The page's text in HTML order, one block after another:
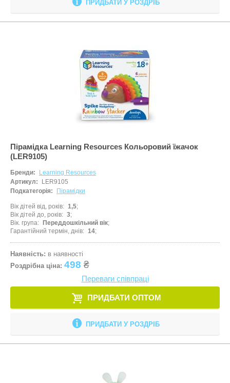
ПРИДБАТИ У РОЗДРІБ
Пірамідка Learning Resources Кольоровий їжачок
(LER9105)
Бренди:
Learning Resources
Артикул:
LER9105
Подкатегорія:
Пірамідки
Вік дітей від, років
1,5
Вік дітей до, років
3
Вік. група
Переддошкільний вік
Гарантійний термін, днів
14
Наявність: в наявності
Роздрібна ціна: 498 ₴
Переваги співпраці
ПРИДБАТИ ОПТОМ
ПРИДБАТИ У РОЗДРІБ